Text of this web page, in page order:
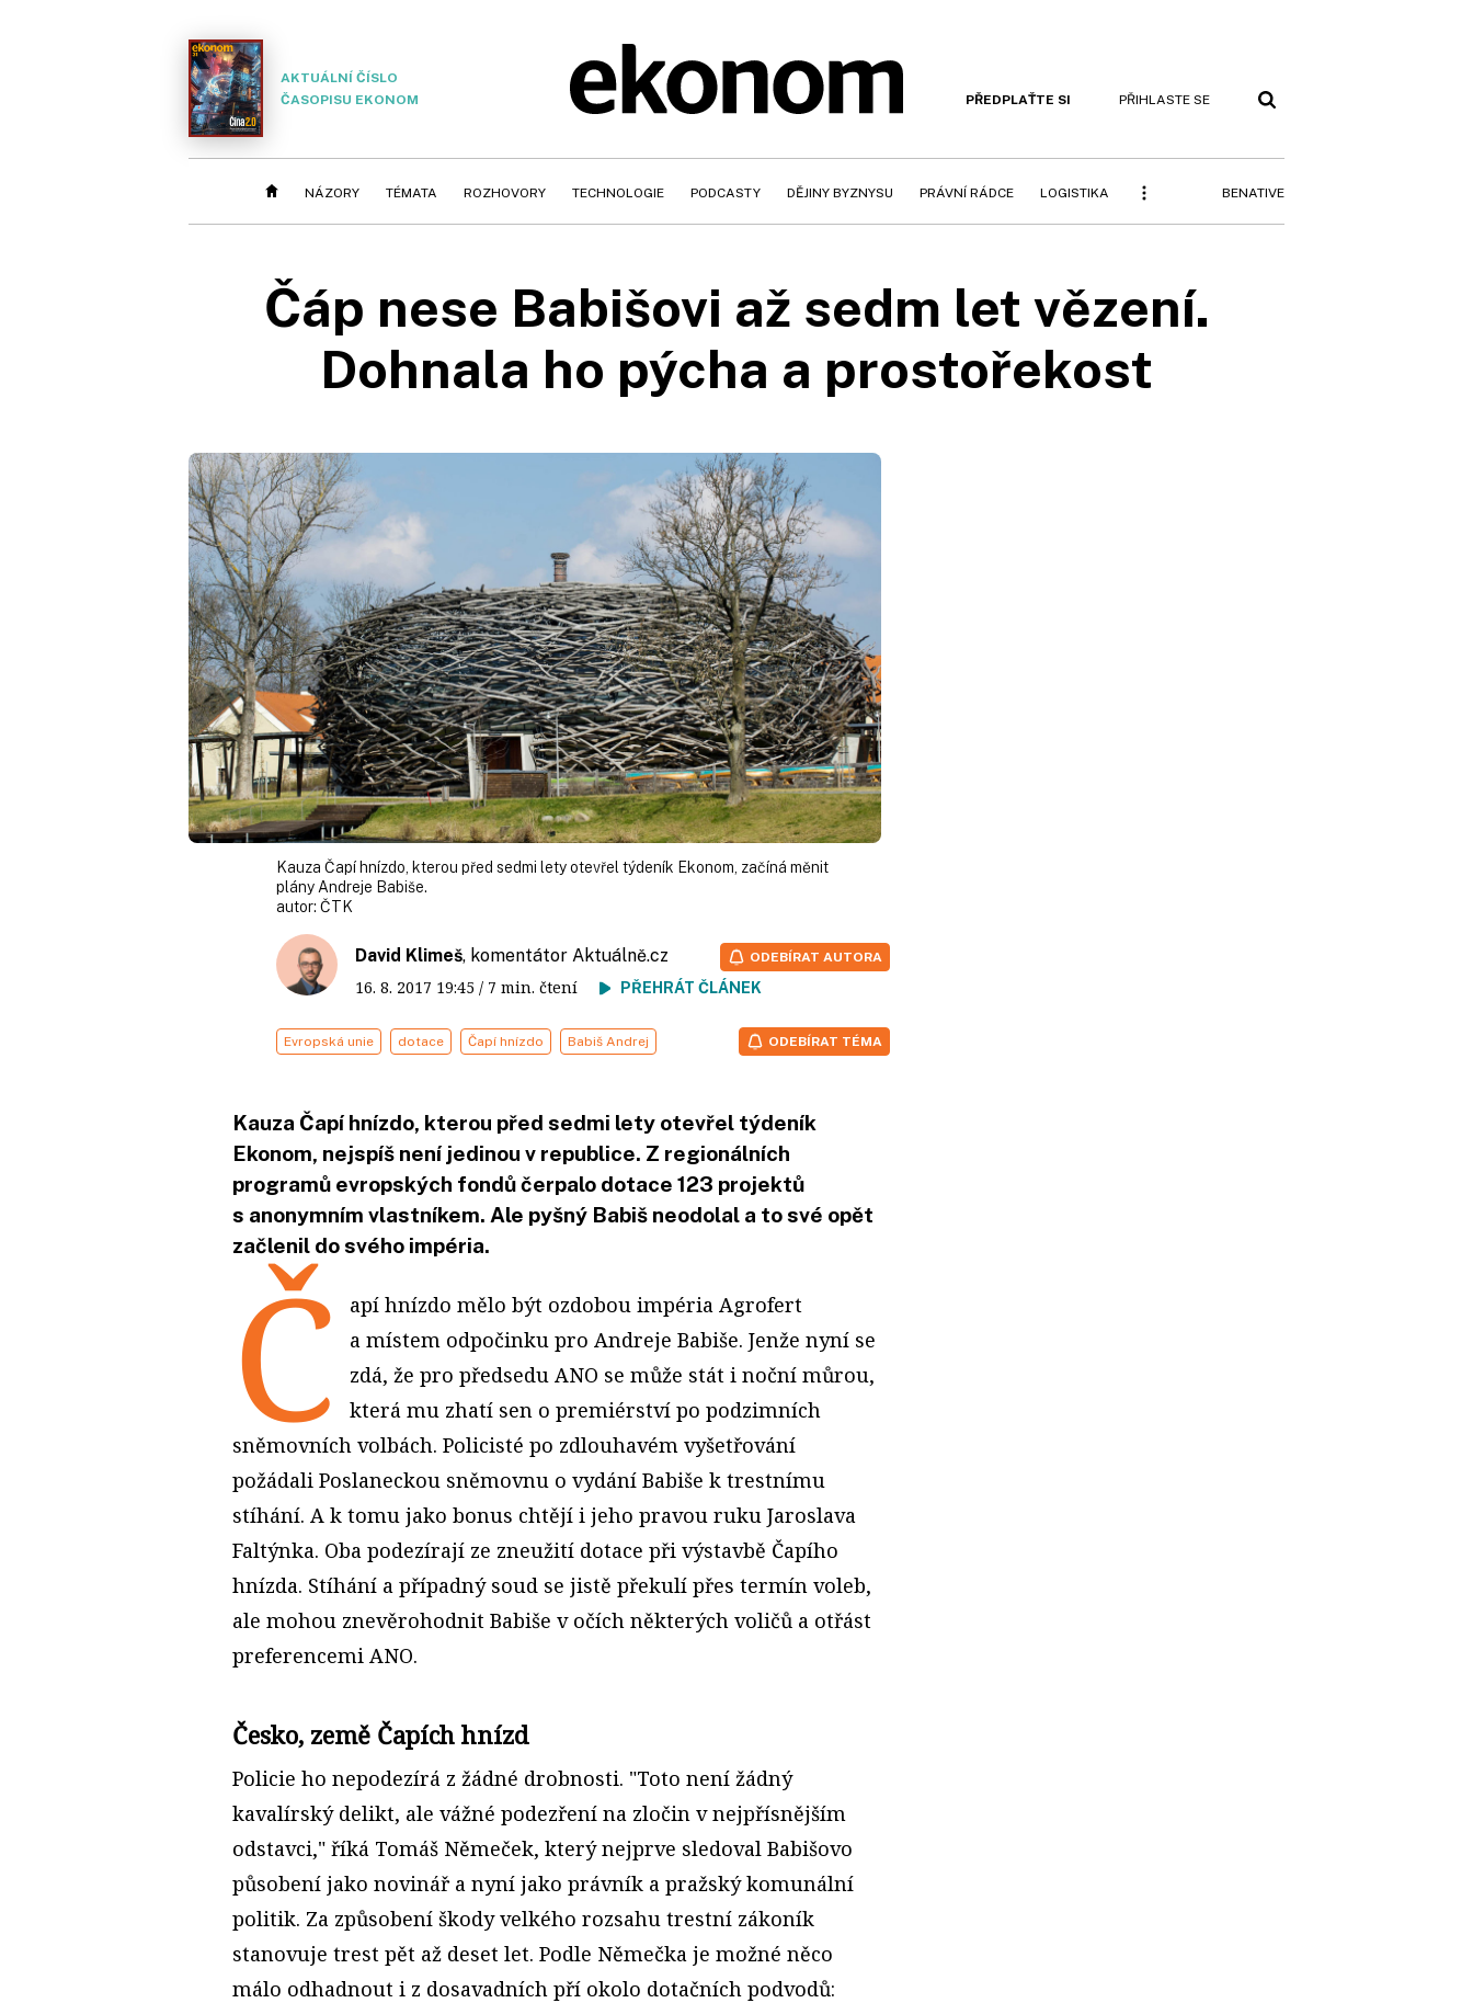
AKTUÁLNÍ ČÍSLO
ČASOPISU EKONOM
PŘEDPLAŤTE SI PŘIHLASTE SE
NÁZORY TÉMATA ROZHOVORY TECHNOLOGIE PODCASTY DĚJINY BYZNYSU PRÁVNÍ RÁDCE LOGISTIKA BENATIVE
Čáp nese Babišovi až sedm let vězení.
Dohnala ho pýcha a prostořekost
Kauza Čapí hnízdo, kterou před sedmi lety otevřel týdeník Ekonom, začíná měnit
plány Andreje Babiše.
autor: ČTK
David Klimeš, komentátor Aktuálně.cz
16. 8. 2017 19:45 / 7 min. čtení PŘEHRÁT ČLÁNEK
ODEBÍRAT AUTORA
Evropská unie dotace Čapí hnízdo Babiš Andrej ODEBÍRAT TÉMA
Kauza Čapí hnízdo, kterou před sedmi lety otevřel týdeník
Ekonom, nejspíš není jedinou v republice. Z regionálních
programů evropských fondů čerpalo dotace 123 projektů
s anonymním vlastníkem. Ale pyšný Babiš neodolal a to své opět
začlenil do svého impéria.
Č
apí hnízdo mělo být ozdobou impéria Agrofert
a místem odpočinku pro Andreje Babiše. Jenže nyní se
zdá, že pro předsedu ANO se může stát i noční můrou,
která mu zhatí sen o premiérství po podzimních
sněmovních volbách. Policisté po zdlouhavém vyšetřování
požádali Poslaneckou sněmovnu o vydání Babiše k trestnímu
stíhání. A k tomu jako bonus chtějí i jeho pravou ruku Jaroslava
Faltýnka. Oba podezírají ze zneužití dotace při výstavbě Čapího
hnízda. Stíhání a případný soud se jistě překulí přes termín voleb,
ale mohou znevěrohodnit Babiše v očích některých voličů a otřást
preferencemi ANO.
Česko, země Čapích hnízd
Policie ho nepodezírá z žádné drobnosti. "Toto není žádný
kavalírský delikt, ale vážné podezření na zločin v nejpřísnějším
odstavci," říká Tomáš Němeček, který nejprve sledoval Babišovo
působení jako novinář a nyní jako právník a pražský komunální
politik. Za způsobení škody velkého rozsahu trestní zákoník
stanovuje trest pět až deset let. Podle Němečka je možné něco
málo odhadnout i z dosavadních pří okolo dotačních podvodů: